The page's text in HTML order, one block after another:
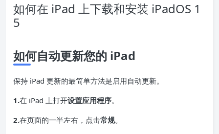
如何在 iPad 上下载和安装 iPadOS 1
5
如何自动更新您的 iPad
保持 iPad 更新的最简单方法是启用自动更新。
1.在 iPad 上打开设置应用程序。
2.在页面的一半左右，点击常规。